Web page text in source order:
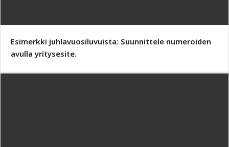
Esimerkki juhlavuosiluvuista: Suunnittele numeroiden
avulla yritysesite.